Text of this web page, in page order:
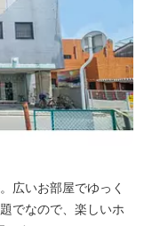
広いお部屋でゆっく
でなので、楽しいホ